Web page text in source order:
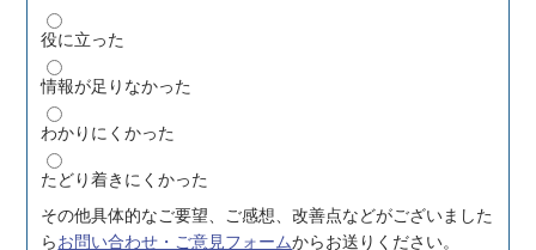
役に立った
情報が足りなかった
わかりにくかった
たどり着きにくかった
その他具体的なご要望、ご感想、改善点などがございました
らお問い合わせ・ご意見フォームからお送りください。